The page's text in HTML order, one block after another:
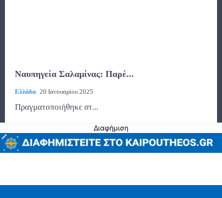
Ναυπηγεία Σαλαμίνας: Παρέ...
Ελλάδα 20 Ιανουαρίου 2025
Πραγματοποιήθηκε στ...
Διαφήμιση